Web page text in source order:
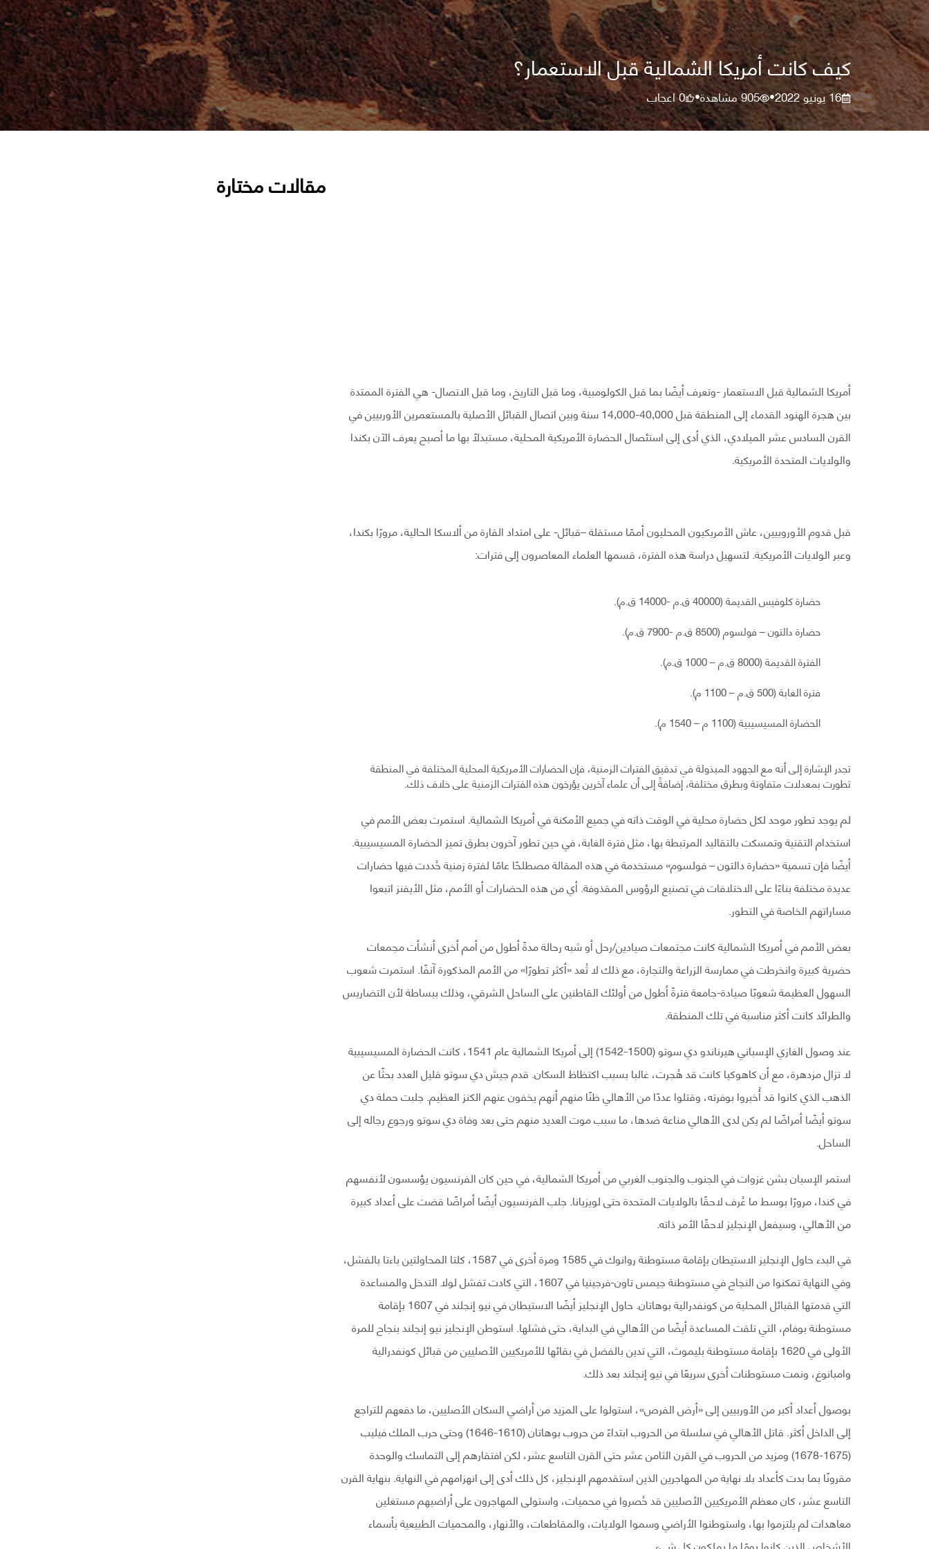
كيف كانت أمريكا الشمالية قبل الاستعمار؟
16 يونيو 2022 •
905مشاهدة•
0اعجاب
أمريكا الشمالية قبل الاستعمار -وتعرف أيضًا بما قبل الكولومبية، وما قبل التاريخ، وما قبل الاتصال- هي الفترة الممتدة
بين هجرة الهنود القدماء إلى المنطقة قبل 40,000-14,000 سنة وبين اتصال القبائل الأصلية بالمستعمرين الأوربيين في
القرن السادس عشر الميلادي، الذي أدى إلى استئصال الحضارة الأمريكية المحلية، مستبدلًا بها ما أصبح يعرف الآن بكندا
والولايات المتحدة الأمريكية.
قبل قدوم الأوروبيين، عاش الأمريكيون المحليون أممًا مستقلة –قبائل- على امتداد القارة من ألاسكا الحالية، مرورًا بكندا،
وعبر الولايات الأمريكية. لتسهيل دراسة هذه الفترة، قسمها العلماء المعاصرون إلى فترات:
حضارة كلوفيس القديمة (40000 ق.م -14000 ق.م).
حضارة دالتون – فولسوم (8500 ق.م -7900 ق.م).
الفترة القديمة (8000 ق.م – 1000 ق.م).
فترة الغابة (500 ق.م – 1100 م).
الحضارة المسيسيبية (1100 م – 1540 م).
تجدر الإشارة إلى أنه مع الجهود المبذولة في تدقيق الفترات الزمنية، فإن الحضارات الأمريكية المحلية المختلفة في المنطقة
تطورت بمعدلات متفاوتة وبطرق مختلفة، إضافةً إلى أن علماء آخرين يؤرخون هذه الفترات الزمنية على خلاف ذلك.
لم يوجد تطور موحد لكل حضارة محلية في الوقت ذاته في جميع الأمكنة في أمريكا الشمالية. استمرت بعض الأمم في
استخدام التقنية وتمسكت بالتقاليد المرتبطة بها، مثل فترة الغابة، في حين تطور آخرون بطرق تميز الحضارة المسيسيبية.
أيضًا فإن تسمية «حضارة دالتون – فولسوم» مستخدمة في هذه المقالة مصطلحًا عامًا لفترة زمنية حُددت فيها حضارات
عديدة مختلفة بناءًا على الاختلافات في تصنيع الرؤوس المقذوفة. أي من هذه الحضارات أو الأمم، مثل الأيفنز اتبعوا
مساراتهم الخاصة في التطور.
بعض الأمم في أمريكا الشمالية كانت مجتمعات صيادين/رحل أو شبه رحالة مدةً أطول من أمم أخرى أنشأت مجمعات
حضرية كبيرة وانخرطت في ممارسة الزراعة والتجارة، مع ذلك لا تُعد «أكثر تطورًا» من الأمم المذكورة آنفًا. استمرت شعوب
السهول العظيمة شعوبًا صيادة-جامعة فترةً أطول من أولئك القاطنين على الساحل الشرقي، وذلك ببساطة لأن التضاريس
والطرائد كانت أكثر مناسبة في تلك المنطقة.
عند وصول الغازي الإسباني هيرناندو دي سوتو (1500-1542) إلى أمريكا الشمالية عام 1541، كانت الحضارة المسيسيبية
لا تزال مزدهرة، مع أن كاهوكيا كانت قد هُجرت، غالبا بسبب اكتظاظ السكان. قدم جيش دي سوتو قليل العدد بحثًا عن
الذهب الذي كانوا قد أُخبروا بوفرته، وقتلوا عددًا من الأهالي ظنًا منهم أنهم يخفون عنهم الكنز العظيم. جلبت حملة دي
سوتو أيضًا أمراضًا لم يكن لدى الأهالي مناعة ضدها، ما سبب موت العديد منهم حتى بعد وفاة دي سوتو ورجوع رجاله إلى
الساحل.
استمر الإسبان بشن غزوات في الجنوب والجنوب الغربي من أمريكا الشمالية، في حين كان الفرنسيون يؤسسون لأنفسهم
في كندا، مرورًا بوسط ما عُرف لاحقًا بالولايات المتحدة حتى لويزيانا. جلب الفرنسيون أيضًا أمراضًا قضت على أعداد كبيرة
من الأهالي، وسيفعل الإنجليز لاحقًا الأمر ذاته.
في البدء حاول الإنجليز الاستيطان بإقامة مستوطنة روانوك في 1585 ومرة أخرى في 1587، كلتا المحاولتين باءتا بالفشل،
وفي النهاية تمكنوا من النجاح في مستوطنة جيمس تاون-فرجينيا في 1607، التي كادت تفشل لولا التدخل والمساعدة
التي قدمتها القبائل المحلية من كونفدرالية بوهاتان. حاول الإنجليز أيضًا الاستيطان في نيو إنجلند في 1607 بإقامة
مستوطنة بوفام، التي تلقت المساعدة أيضًا من الأهالي في البداية، حتى فشلها. استوطن الإنجليز نيو إنجلند بنجاح للمرة
الأولى في 1620 بإقامة مستوطنة بليموث، التي تدين بالفضل في بقائها للأمريكيين الأصليين من قبائل كونفدرالية
وامبانوغ، ونمت مستوطنات أخرى سريعًا في نيو إنجلند بعد ذلك.
بوصول أعداد أكبر من الأوربيين إلى «أرض الفرص»، استولوا على المزيد من أراضي السكان الأصليين، ما دفعهم للتراجع
إلى الداخل أكثر. قاتل الأهالي في سلسلة من الحروب ابتداءً من حروب بوهاتان (1610-1646) وحتى حرب الملك فيليب
(1675-1678) ومزيد من الحروب في القرن الثامن عشر حتى القرن التاسع عشر، لكن افتقارهم إلى التماسك والوحدة
مقرونًا بما بدت كأعداد بلا نهاية من المهاجرين الذين استقدمهم الإنجليز، كل ذلك أدى إلى انهزامهم في النهاية. بنهاية القرن
التاسع عشر، كان معظم الأمريكيين الأصليين قد حُصروا في محميات، واستولى المهاجرون على أراضيهم مستغلين
معاهدات لم يلتزموا بها، واستوطنوا الأراضي وسموا الولايات، والمقاطعات، والأنهار، والمحميات الطبيعية بأسماء
مقالات مختارة